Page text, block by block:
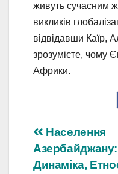
живуть сучасним
викликів
відвідавши Каїр,
зрозумієте, чому
Африки.
Навігація
записів
Населення
Азербайджану:
Динаміка,